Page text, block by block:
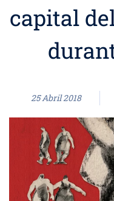
capital
25 Abril 2018